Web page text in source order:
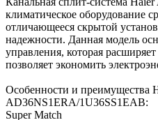
климатическое оборудование
отличающееся скрытой
надежности. Данная модель
управления, которая
позволяет экономить
Особенности и преимущества
AD36NS1ERA/1U36SS1EAB:
Super Match